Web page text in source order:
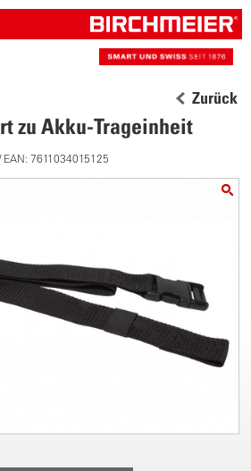
Zurück
zu Akku-Trageinheit
7611034015125